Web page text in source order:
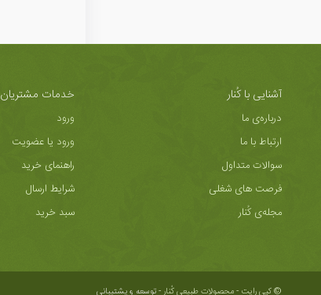
آشنایی با کُنار
درباره‌ی ما
ارتباط با ما
سوالات متداول
فرصت های شغلی
مجله‌ی کُنار
خدمات مشتریان
ورود
ورود یا عضویت
راهنمای خرید
شرایط ارسال
سبد خرید
© کپی رایت - محصولات طبیعی کُنار -توسعه و پشتیبانی